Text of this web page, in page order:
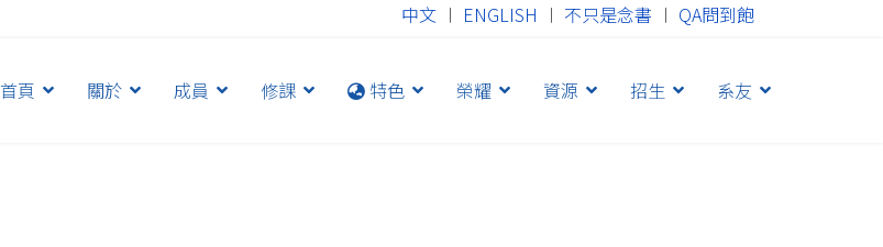
中文 ︱ ENGLISH ︱ 不只是念書 ︱ QA問到飽
首頁 關於 成員 修課 特色 榮耀 資源 招生 系友